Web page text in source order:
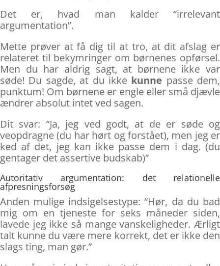
Det er, hvad man kalder “irrelevant
argumentation”.
Mette prøver at få dig til at tro, at dit afslag er
relateret til bekymringer om børnenes opførsel.
Men du har aldrig sagt, at børnene ikke var
søde! Du sagde, at du ikke kunne passe dem,
punktum! Om børnene er engle eller små djævle
ændrer absolut intet ved sagen.
Dit svar: “Ja, jeg ved godt, at de er søde og
veopdragne (du har hørt og forstået), men jeg er
ked af det, jeg kan ikke passe dem i dag. (du
gentager det assertive budskab)”
Autoritativ argumentation: det relationelle
afpresningsforsøg
Anden mulige indsigelsestype: “Hør, da du bad
mig om en tjeneste for seks måneder siden,
lavede jeg ikke så mange vanskeligheder. Ærligt
talt kunne du være mere korrekt, det er ikke den
slags ting, man gør.”